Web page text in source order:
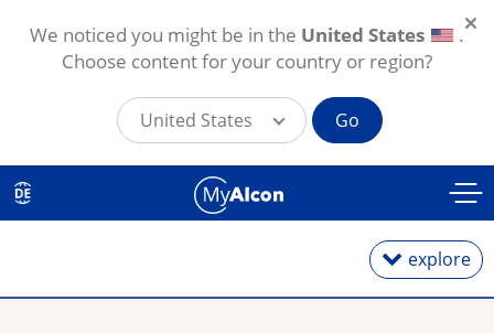
Direkt zum Inhalt
explore
We noticed you might be in the United States
.
Choose content for your country or region?
United States Go